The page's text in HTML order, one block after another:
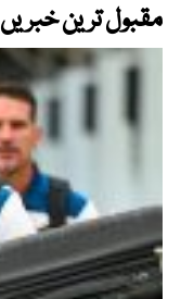
مقبول ترین خبریں